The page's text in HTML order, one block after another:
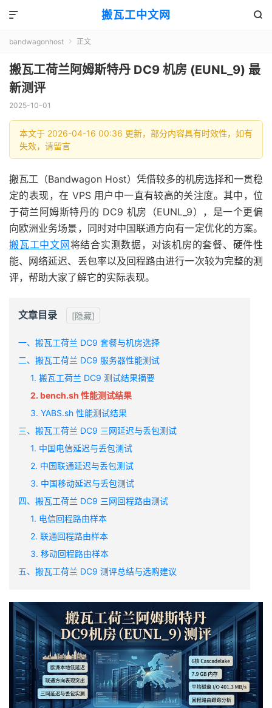
搬瓦工中文网 

bandwagonhost  正文
搬瓦工荷兰阿姆斯特丹 DC9 机房 (EUNL_9) 最
新测评
2025-10-01
本文于 2026-04-16 00:36 更新，部分内容具有时效性，如有
失效，请留言
搬瓦工（Bandwagon Host）凭借较多的机房选择和一贯稳
定的表现，在 VPS 用户中一直有较高的关注度。其中，位
于荷兰阿姆斯特丹的 DC9 机房（EUNL_9），是一个更偏
向欧洲业务场景，同时对中国联通方向有一定优化的方案。
搬瓦工中文网将结合实测数据，对该机房的套餐、硬件性
能、网络延迟、丢包率以及回程路由进行一次较为完整的测
评，帮助大家了解它的实际表现。
文章目录 [隐藏]
一、搬瓦工荷兰 DC9 套餐与机房选择
二、搬瓦工荷兰 DC9 服务器性能测试
1. 搬瓦工荷兰 DC9 测试结果摘要
2. bench.sh 性能测试结果
3. YABS.sh 性能测试结果
三、搬瓦工荷兰 DC9 三网延迟与丢包测试
1. 中国电信延迟与丢包测试
2. 中国联通延迟与丢包测试
3. 中国移动延迟与丢包测试
四、搬瓦工荷兰 DC9 三网回程路由测试
1. 电信回程路由样本
2. 联通回程路由样本
3. 移动回程路由样本
五、搬瓦工荷兰 DC9 测评总结与选购建议